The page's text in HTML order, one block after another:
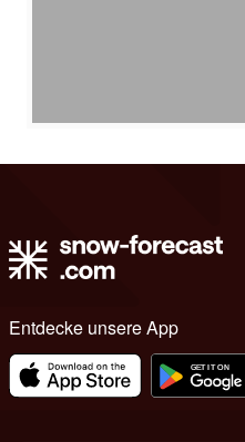
Entdecke unsere App